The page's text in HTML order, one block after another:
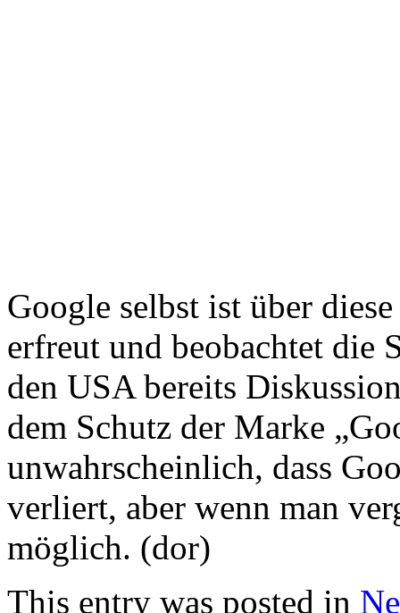
Google selbst ist über
erfreut und beobachtet die
den USA bereits
dem Schutz der Marke
unwahrscheinlich, dass
verliert, aber wenn man
möglich. (dor)
This entry was posted in